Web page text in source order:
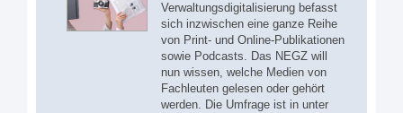
Verwaltungsdigitalisierung befasst
sich inzwischen eine ganze Reihe
von Print- und Online-Publikationen
sowie Podcasts. Das NEGZ will
nun wissen, welche Medien von
Fachleuten gelesen oder gehört
werden. Die Umfrage ist in unter